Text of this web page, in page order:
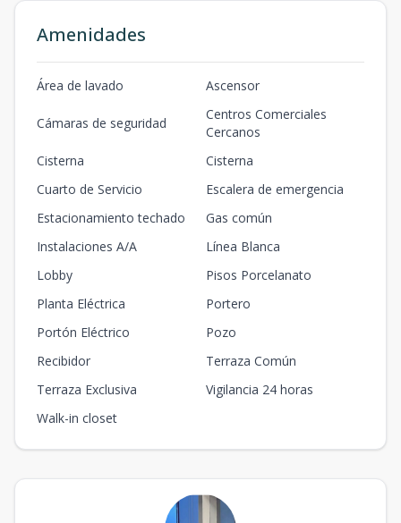
Amenidades
Área de lavado Ascensor
Cámaras de seguridad
Centros Comerciales
Cercanos
Cisterna
Cisterna
Cuarto de Servicio
Escalera de emergencia
Estacionamiento techado
Gas común
Instalaciones A/A
Línea Blanca
Lobby
Pisos Porcelanato
Planta Eléctrica
Portero
Portón Eléctrico
Pozo
Recibidor
Terraza Común
Terraza Exclusiva
Vigilancia 24 horas
Walk-in closet